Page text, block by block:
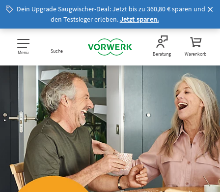
Dein Upgrade Saugwischer-Deal: Jetzt bis zu 360,80 € sparen und
den Testsieger erleben.Jetzt sparen.
Menü Suche Beratung Warenkorb